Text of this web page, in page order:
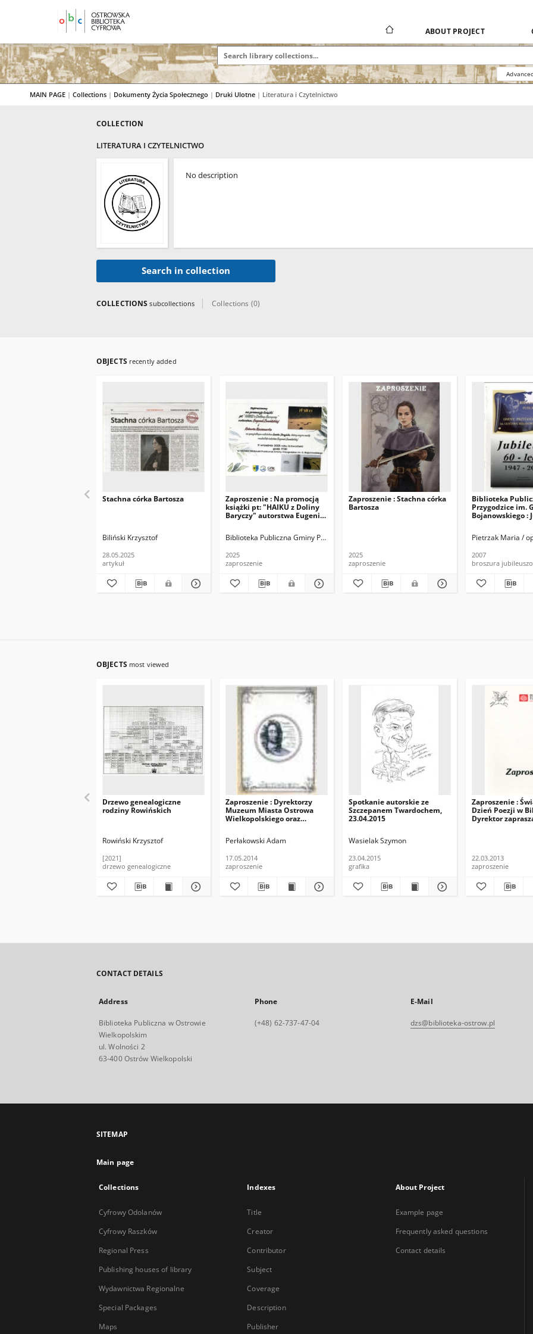
ABOUT PROJECT
MAIN PAGE | Collections | Dokumenty Życia Społecznego | Druki Ulotne | Literatura i Czytelnictwo
COLLECTION
LITERATURA I CZYTELNICTWO
No description
Search in collection
COLLECTIONSsubcollections Collections (0)
OBJECTS recently added
Stachna córka Bartosza
Biliński Krzysztof
28.05.2025
artykuł
Zaproszenie : Na promocją
książki pt: "HAIKU z Doliny
Baryczy" autorstwa Eugenii
Biblioteka Publiczna Gminy Przygodzice im. Gustawa Bojanowskiego
2025
zaproszenie
Zaproszenie : Stachna córka
Bartosza
2025
zaproszenie
Biblioteka
Przygodzice im.
Bojanowskiego :
Pietrzak Maria /
2007
broszura
OBJECTS most viewed
Drzewo genealogiczne
rodziny Rowińskich
Rowiński Krzysztof
[2021]
drzewo genealogiczne
Zaproszenie : Dyrektorzy
Muzeum Miasta Ostrowa
Wielkopolskiego oraz
Rowińskiego zapraszają na
Perłakowskiego "Jan Jerzy
Przebendowski - podskarbi
ostrowski', 17.05.2014
Perłakowski Adam
17.05.2014
zaproszenie
Spotkanie autorskie ze
Szczepanem Twardochem,
23.04.2015
Wasielak Szymon
23.04.2015
grafika
Zaproszenie :
Dzień Poezji w
Dyrektor
22.03.2013
zaproszenie
CONTACT DETAILS
Address
Biblioteka Publiczna w Ostrowie
Wielkopolskim
ul. Wolności 2
63-400 Ostrów Wielkopolski
Phone
(+48) 62-737-47-04
E-Mail
dzs@biblioteka-ostrow.pl
SITEMAP
Main page
Collections
Cyfrowy Odolanów
Cyfrowy Raszków
Regional Press
Publishing houses of library
Wydawnictwa Regionalne
Special Packages
Maps
Indexes
Title
Creator
Contributor
Subject
Coverage
Description
Publisher
About Project
Example page
Frequently asked questions
Contact details